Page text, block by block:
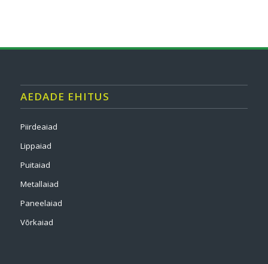
AEDADE EHITUS
Piirdeaiad
Lippaiad
Puitaiad
Metallaiad
Paneelaiad
Võrkaiad